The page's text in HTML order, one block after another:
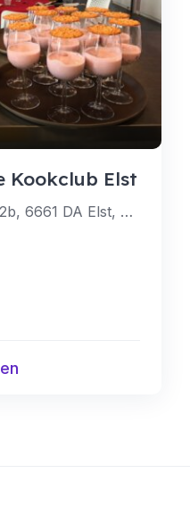
Kookclub Elst
Sint Maartenstraat 32b, 6661 DA Elst, Nederland